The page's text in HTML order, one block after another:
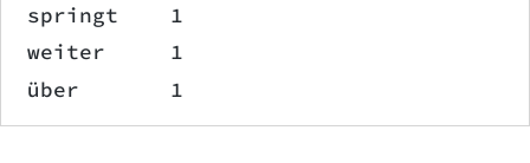
springt    1
weiter     1
über       1